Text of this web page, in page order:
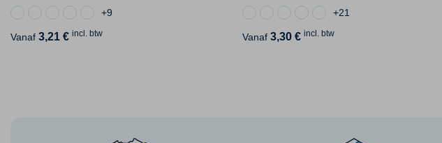
+9
Vanaf 3,21 € incl. btw
+21
Vanaf3,30 € incl. btw